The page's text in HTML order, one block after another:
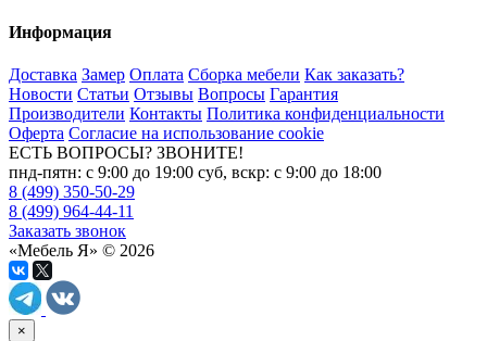
Информация
Доставка Замер Оплата Сборка мебели Как заказать?
Новости Статьи Отзывы Вопросы Гарантия
Производители Контакты Политика конфиденциальности
Оферта Согласие на использование cookie
ЕСТЬ ВОПРОСЫ? ЗВОНИТЕ!
пнд-пятн: с 9:00 до 19:00 суб, вскр: с 9:00 до 18:00
8 (499) 350-50-29
8 (499) 964-44-11
Заказать звонок
«Мебель Я» © 2026
×